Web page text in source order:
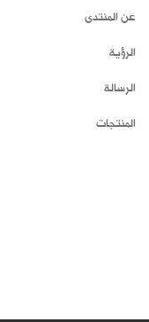
عن المنتدى
الرؤية
الرسالة
المنتجات